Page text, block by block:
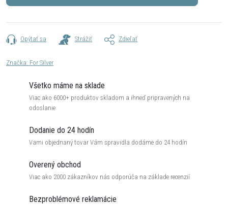
Opýtať sa Strážiť Zdieľať
Značka: For Silver
Všetko máme na sklade
Viac ako 6000+ produktov skladom a ihneď pripravených na
odoslanie
Dodanie do 24 hodín
Vami objednaný tovar Vám spravidla dodáme do 24 hodín
Overený obchod
Viac ako 2000 zákazníkov nás odporúča na základe recenzií
Bezproblémové reklamácie